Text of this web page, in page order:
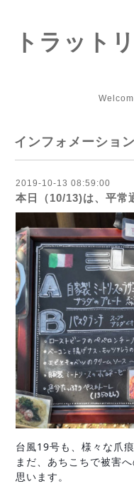
トラット
インフォメーション
2019-10-13 08:59:00
本日（10/13)は、平常
台風19号も、様々な爪
まだ、あちこちで被害
思います。